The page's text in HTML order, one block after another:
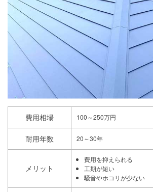
費用相場 100～250万円
耐用年数 20～30年
メリット
費用を抑えられる
工期が短い
騒音やホコリが少ない